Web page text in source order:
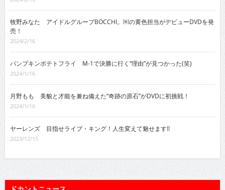
牧野みなた アイドルグループBOCCHI。￼の黄色担当がデビューDVDを発
売！
2024/2/16
パンプキンポテトフライ M-1で決勝に行く“理由”が見つかった(笑)
2024/1/16
月野もも 美貌と才能を兼ね備えた“奇跡の原石”がDVDに初挑戦！
2024/1/16
ヤーレンズ 目指せライブ・キング！人生変えて魅せます!!
2023/12/15